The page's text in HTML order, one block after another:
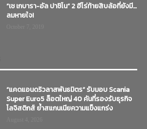
“เช เกบารา-อัล ปาชิโน” 2 ฮีโร่ท้ายสิบล้อที่ยังมี…
ลมหายใจ!
“แคดแอนดริวลาสพันธมิตร” รับมอบ Scania
Super Euro5 ล็อตใหญ่ 40 คันที่รองรับธุรกิจ
โลจิสติกส์ ย้ำสแกนเนียความแข็งแกร่ง